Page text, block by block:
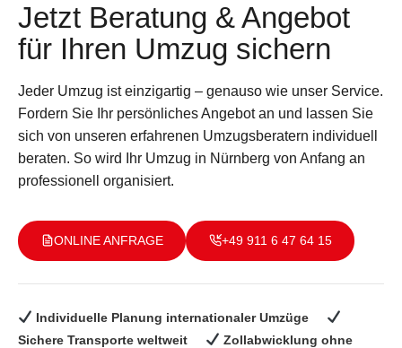
Jetzt Beratung & Angebot
für Ihren Umzug sichern
Jeder Umzug ist einzigartig – genauso wie unser Service.
Fordern Sie Ihr persönliches Angebot an und lassen Sie
sich von unseren erfahrenen Umzugsberatern individuell
beraten. So wird Ihr Umzug in Nürnberg von Anfang an
professionell organisiert.
ONLINE ANFRAGE +49 911 6 47 64 15
Individuelle Planung internationaler Umzüge
Sichere Transporte weltweit
Zollabwicklung ohne